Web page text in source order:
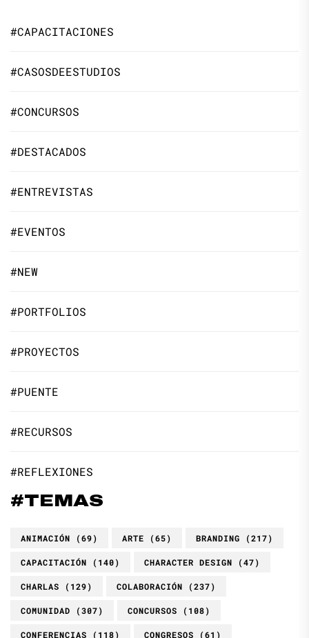
#CAPACITACIONES
#CASOSDEESTUDIOS
#CONCURSOS
#DESTACADOS
#ENTREVISTAS
#EVENTOS
#NEW
#PORTFOLIOS
#PROYECTOS
#PUENTE
#RECURSOS
#REFLEXIONES
#TEMAS
ANIMACIÓN (69) ARTE (65) BRANDING (217)
CAPACITACIÓN (140) CHARACTER DESIGN (47)
CHARLAS (129) COLABORACIÓN (237)
COMUNIDAD (307) CONCURSOS (108)
CONFERENCIAS (118) CONGRESOS (61)